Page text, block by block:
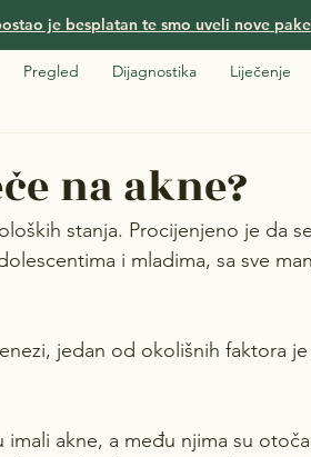
Pregled Dijagnostika Liječenje
je besplatan te smo uveli nove
na akne?
stanja. Procijenjeno je da
i mladima, sa sve
jedan od okolišnih faktora je
akne, a među njima su